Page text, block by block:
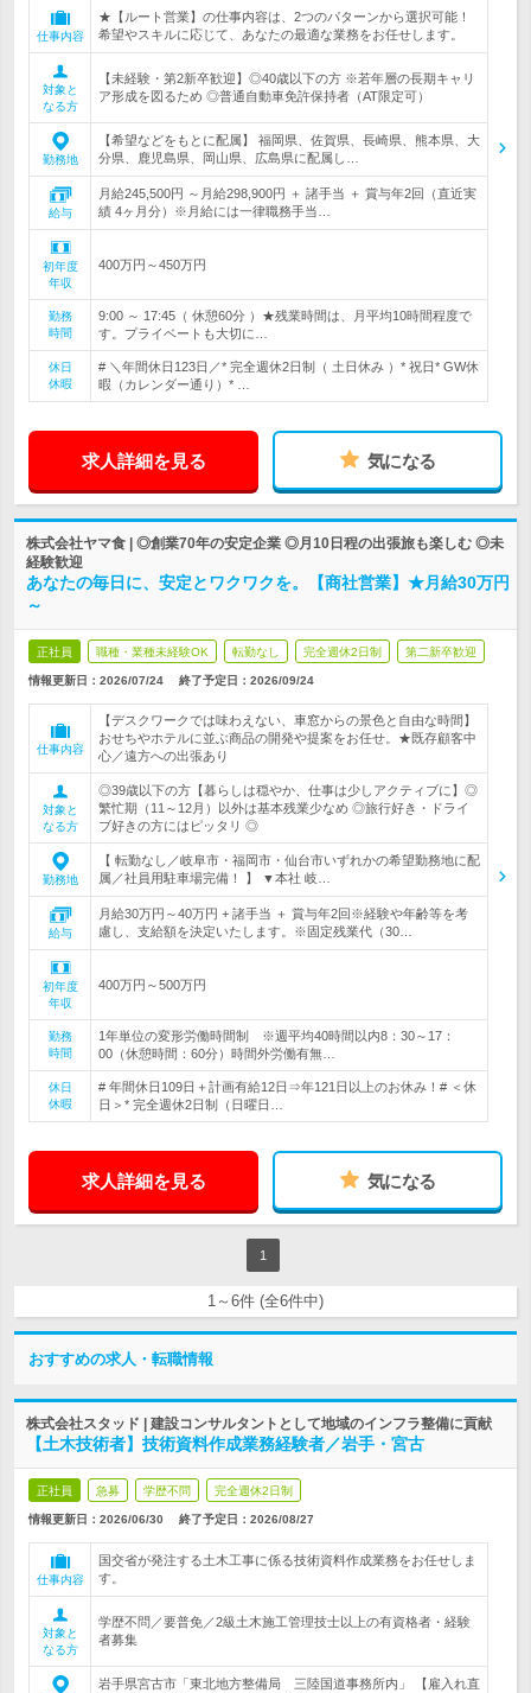
仕事内容
★【ルート営業】の仕事内容は、2つのパターンから選択可能！
希望やスキルに応じて、あなたの最適な業務をお任せします。
対象と
なる方
【未経験・第2新卒歓迎】◎40歳以下の方 ※若年層の長期キャリ
ア形成を図るため ◎普通自動車免許保持者（AT限定可）
勤務地
【希望などをもとに配属】 福岡県、佐賀県、長崎県、熊本県、大
分県、鹿児島県、岡山県、広島県に配属し…
給与
月給245,500円 ～月給298,900円 ＋ 諸手当 ＋ 賞与年2回（直近実
績 4ヶ月分）※月給には一律職務手当…
初年度
年収
400万円～450万円
勤務
時間
9:00 ～ 17:45（ 休憩60分 ）★残業時間は、月平均10時間程度で
す。プライベートも大切に…
休日
休暇
# ＼年間休日123日／* 完全週休2日制（ 土日休み ）* 祝日* GW休
暇（カレンダー通り）* …
求人詳細を見る 気になる
株式会社ヤマ食 | ◎創業70年の安定企業 ◎月10日程の出張旅も楽しむ ◎未
経験歓迎
あなたの毎日に、安定とワクワクを。【商社営業】★月給30万円
～
正社員 職種・業種未経験OK 転勤なし 完全週休2日制 第二新卒歓迎
情報更新日：2026/07/24 終了予定日： 2026/09/24
仕事内容
【デスクワークでは味わえない、車窓からの景色と自由な時間】
おせちやホテルに並ぶ商品の開発や提案をお任せ。★既存顧客中
心／遠方への出張あり
対象と
なる方
◎39歳以下の方【暮らしは穏やか、仕事は少しアクティブに】◎
繁忙期（11～12月）以外は基本残業少なめ ◎旅行好き・ドライ
ブ好きの方にはピッタリ ◎
勤務地
【 転勤なし／岐阜市・福岡市・仙台市いずれかの希望勤務地に配
属／社員用駐車場完備！ 】 ▼本社 岐…
給与
月給30万円～40万円 + 諸手当 ＋ 賞与年2回※経験や年齢等を考
慮し、支給額を決定いたします。※固定残業代（30…
初年度
年収
400万円～500万円
勤務
時間
1年単位の変形労働時間制 ※週平均40時間以内8：30～17：
00（休憩時間：60分）時間外労働有無…
休日
休暇
# 年間休日109日＋計画有給12日⇒年121日以上のお休み！# ＜休
日＞* 完全週休2日制（日曜日…
求人詳細を見る 気になる
1
1～6件 (全6件中)
おすすめの求人・転職情報
株式会社スタッド | 建設コンサルタントとして地域のインフラ整備に貢献
【土木技術者】技術資料作成業務経験者／岩手・宮古
正社員 急募 学歴不問 完全週休2日制
情報更新日：2026/06/30 終了予定日： 2026/08/27
仕事内容
国交省が発注する土木工事に係る技術資料作成業務をお任せしま
す。
対象と
なる方
学歴不問／要普免／2級土木施工管理技士以上の有資格者・経験
者募集
岩手県宮古市「東北地方整備局 三陸国道事務所内」 【雇入れ直